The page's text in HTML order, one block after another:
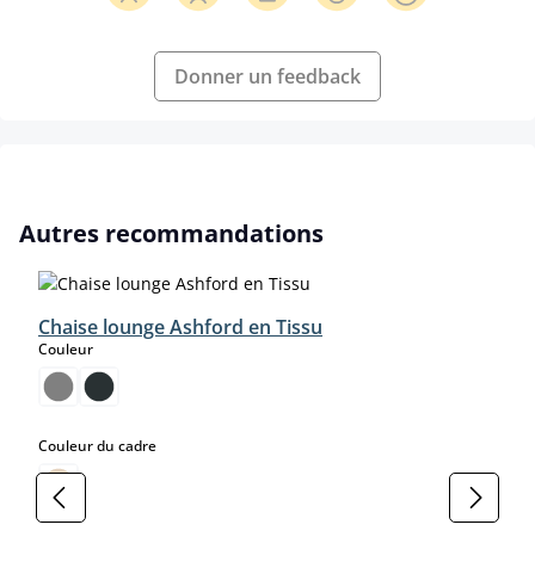
Donner un feedback
Ignorer la galerie de produits
Autres recommandations
Chaise lounge Ashford en Tissu
Couleurselect
Couleur du cadreselect